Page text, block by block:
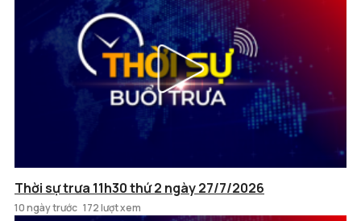
Thời sự trưa 11h30 thứ 2 ngày 27/7/2026
10 ngày trước 172 lượt xem